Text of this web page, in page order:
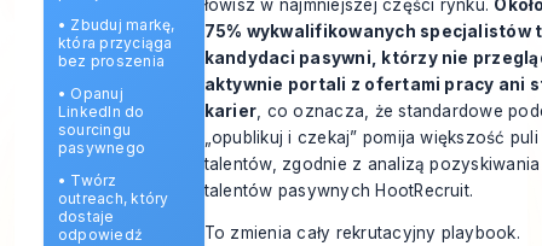
• Zbuduj markę,
która przyciąga
bez proszenia
• Opanuj
LinkedIn do
sourcingu
pasywnego
• Twórz
outreach, który
dostaje
odpowiedź
łowisz w najmniejszej części rynku.
75% wykwalifikowanych specjalistów
kandydaci pasywni, którzy nie
aktywnie portali z ofertami pracy ani
karier , co oznacza, że standardowe
„opublikuj i czekaj” pomija większość puli
talentów, zgodnie z analizą pozyskiwania
talentów pasywnych HootRecruit.
To zmienia cały rekrutacyjny playbook.